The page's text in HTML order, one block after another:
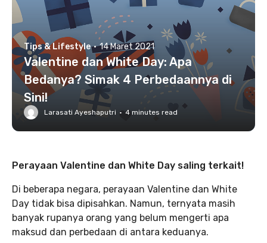
Tips & Lifestyle · 14 Maret 2021
Valentine dan White Day: Apa
Bedanya? Simak 4 Perbedaannya di
Sini!
Larasati Ayeshaputri · 4 minutes read
Perayaan Valentine dan White Day saling terkait!
Di beberapa negara, perayaan Valentine dan White
Day tidak bisa dipisahkan. Namun, ternyata masih
banyak rupanya orang yang belum mengerti apa
maksud dan perbedaan di antara keduanya.